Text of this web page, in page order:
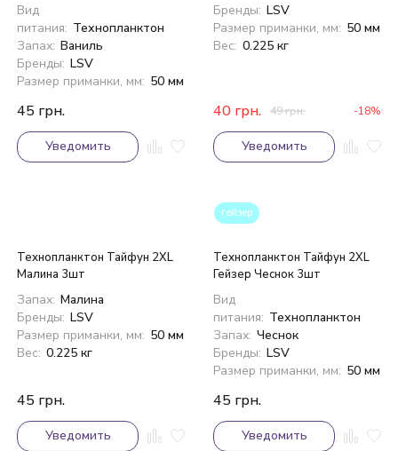
Вид
питания: Технопланктон
Запах: Ваниль
Бренды: LSV
Размер приманки, мм: 50 мм
45 грн.
Уведомить
Бренды: LSV
Размер приманки, мм: 50 мм
Вес: 0.225 кг
40 грн. 49грн. -18%
Уведомить
Технопланктон Тайфун 2XL
Малина 3шт
Запах: Малина
Бренды: LSV
Размер приманки, мм: 50 мм
Вес: 0.225 кг
45 грн.
Уведомить
гейзер
Технопланктон Тайфун 2XL
Гейзер Чеснок 3шт
Вид
питания: Технопланктон
Запах: Чеснок
Бренды: LSV
Размер приманки, мм: 50 мм
45 грн.
Уведомить